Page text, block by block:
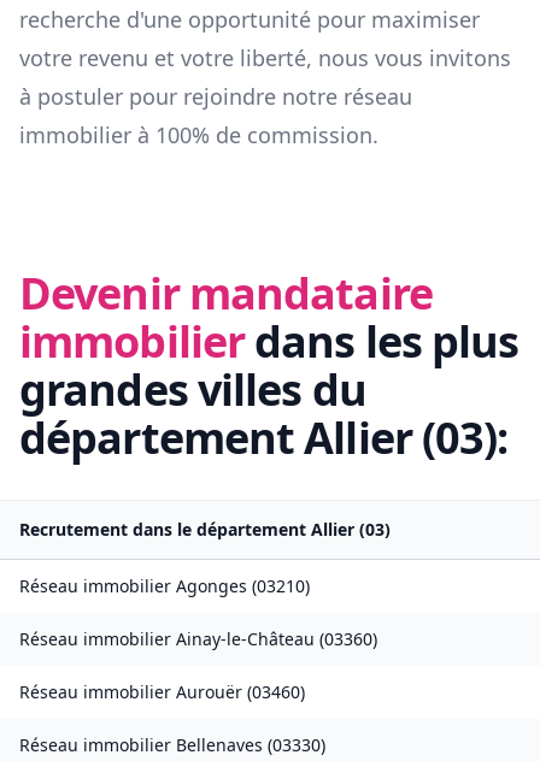
recherche d'une opportunité pour maximiser
votre revenu et votre liberté, nous vous invitons
à postuler pour rejoindre notre réseau
immobilier à 100% de commission.
Devenir mandataire
immobilierdans les plus
grandes villes du
départementAllier(03):
Recrutement dans le département Allier (03)
Réseau immobilier Agonges (03210)
Réseau immobilier Ainay-le-Château (03360)
Réseau immobilier Aurouër (03460)
Réseau immobilier Bellenaves (03330)